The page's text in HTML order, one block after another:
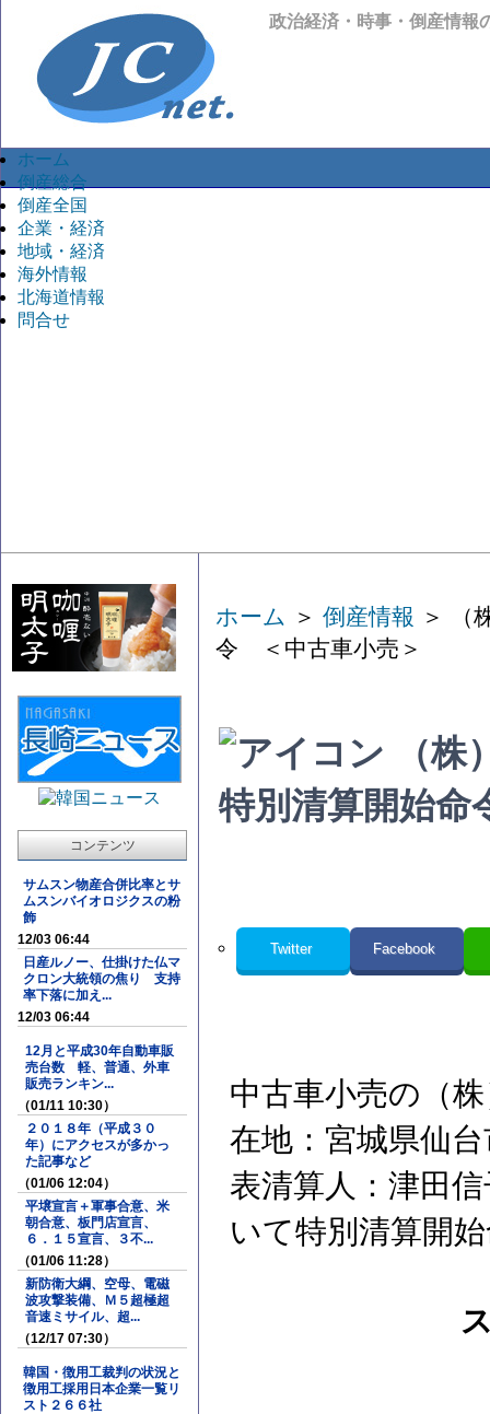
政治経済・時事・倒産情報
ホーム
倒産総合
倒産全国
企業・経済
地域・経済
海外情報
北海道情報
問合せ
コンテンツ
サムスン物産合併比率とサ
ムスンバイオロジクスの粉
飾
12/03 06:44
日産ルノー、仕掛けた仏マ
クロン大統領の焦り 支持
率下落に加え...
12/03 06:44
12月と平成30年自動車販
売台数 軽、普通、外車
販売ランキン...
（01/11 10:30）
２０１８年（平成３０
年）にアクセスが多かっ
た記事など
（01/06 12:04）
平壌宣言＋軍事合意、米
朝合意、板門店宣言、
６．１５宣言、３不...
（01/06 11:28）
新防衛大綱、空母、電磁
波攻撃装備、Ｍ５超極超
音速ミサイル、超...
（12/17 07:30）
韓国・徴用工裁判の状況と
徴用工採用日本企業一覧リ
スト２６６社
ホーム ＞ 倒産情報 ＞ （
令 ＜中古車小売＞
（株
特別清算開始
Twitter Facebook
中古車小売の（
在地：宮城県仙
表清算人：津田
いて特別清算開